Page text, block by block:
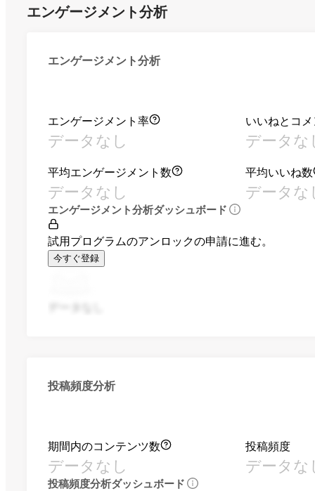
エンゲージメント分析
エンゲージメント分析
エンゲージメント率
データなし
いいねとコ
データな
平均エンゲージメント数
データなし
平均いいね数
データな
エンゲージメント分析ダッシュボード
試用プログラムのアンロックの申請に進む。
今すぐ登録
投稿頻度分析
期間内のコンテンツ数
データなし
投稿頻度
データな
投稿頻度分析ダッシュボード